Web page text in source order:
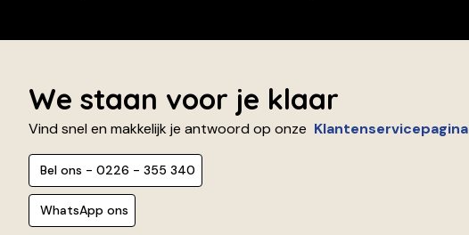
We staan voor je klaar
Vind snel en makkelijk je antwoord op onze Klantenservicepagina
Bel ons - 0226 - 355 340
WhatsApp ons